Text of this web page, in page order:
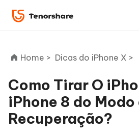
ReiBoot
for iOS
Home > Dicas do iPhone X >
Como Tirar O
iPhone 8 do Modo
Recuperação?